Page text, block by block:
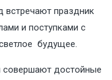
встречают праздник
и поступками с
будущее.
совершают достойные